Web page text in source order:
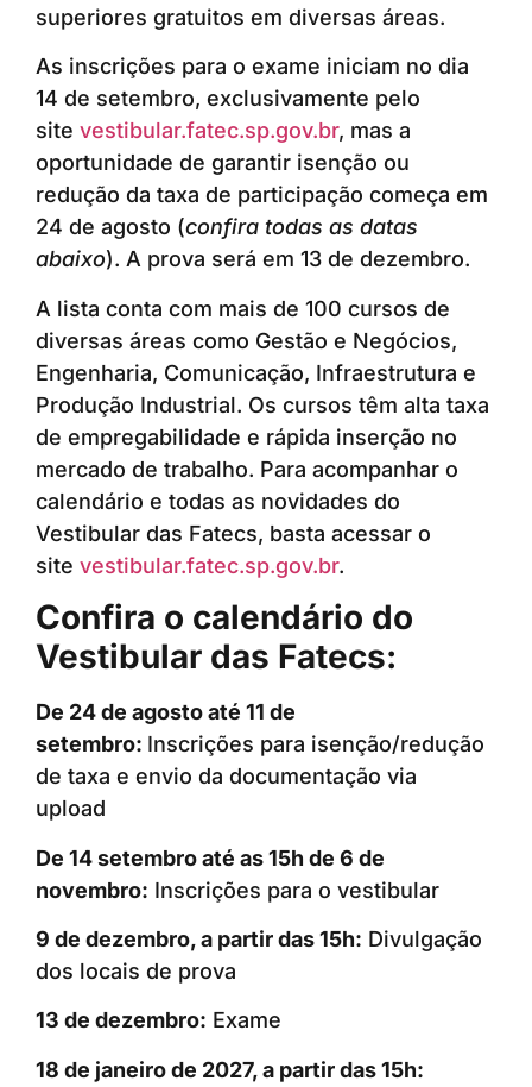
superiores gratuitos em diversas áreas.
As inscrições para o exame iniciam no dia
14 de setembro, exclusivamente pelo
site vestibular.fatec.sp.gov.br, mas a
oportunidade de garantir isenção ou
redução da taxa de participação começa em
24 de agosto (confira todas as datas
abaixo). A prova será em 13 de dezembro.
A lista conta com mais de 100 cursos de
diversas áreas como Gestão e Negócios,
Engenharia, Comunicação, Infraestrutura e
Produção Industrial. Os cursos têm alta taxa
de empregabilidade e rápida inserção no
mercado de trabalho. Para acompanhar o
calendário e todas as novidades do
Vestibular das Fatecs, basta acessar o
site vestibular.fatec.sp.gov.br.
Confira o calendário do
Vestibular das Fatecs:
De 24 de agosto até 11 de
setembro: Inscrições para isenção/redução
de taxa e envio da documentação via
upload
De 14 setembro até as 15h de 6 de
novembro: Inscrições para o vestibular
9 de dezembro, a partir das 15h: Divulgação
dos locais de prova
13 de dezembro: Exame
18 de janeiro de 2027, a partir das 15h: